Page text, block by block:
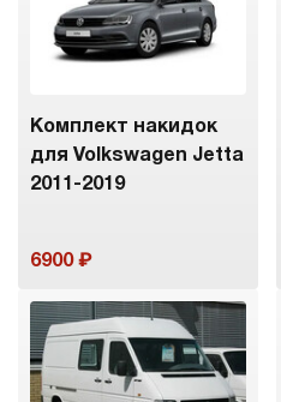
Комплект накидок
для Volkswagen Jetta
2011-2019
6900